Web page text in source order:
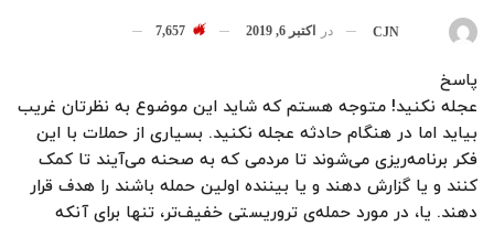
CJN در اکتبر 6, 2019 7,657
پاسخ
عجله نکنید! متوجه هستم که شاید این موضوع به نظرتان غریب
بیاید اما در هنگام حادثه عجله نکنید. بسیاری از حملات با این
فکر برنامه‌ریزی می‌شوند تا مردمی که به صحنه می‌آیند تا کمک
کنند و یا گزارش دهند و یا بیننده اولین حمله باشند را هدف قرار
دهند. یا، در مورد حمله‌ی تروریستی خفیف‌تر، تنها برای آنکه